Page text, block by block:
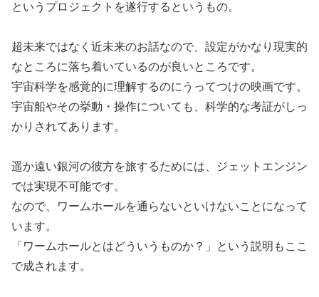
というプロジェクトを遂行するというもの。
超未来ではなく近未来のお話なので、設定がかなり現実的
なところに落ち着いているのが良いところです。
宇宙科学を感覚的に理解するのにうってつけの映画です。
宇宙船やその挙動・操作についても、科学的な考証がしっ
かりされてあります。
遥か遠い銀河の彼方を旅するためには、ジェットエンジン
では実現不可能です。
なので、ワームホールを通らないといけないことになって
います。
「ワームホールとはどういうものか？」という説明もここ
で成されます。